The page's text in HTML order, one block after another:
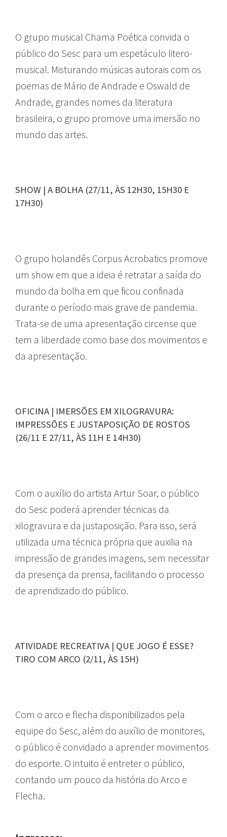
O grupo musical Chama Poética convida o
público do Sesc para um espetáculo litero-
musical. Misturando músicas autorais com os
poemas de Mário de Andrade e Oswald de
Andrade, grandes nomes da literatura
brasileira, o grupo promove uma imersão no
mundo das artes.
SHOW | A BOLHA (27/11, ÀS 12H30, 15H30 E
17H30)
O grupo holandês Corpus Acrobatics promove
um show em que a ideia é retratar a saída do
mundo da bolha em que ficou confinada
durante o período mais grave de pandemia.
Trata-se de uma apresentação circense que
tem a liberdade como base dos movimentos e
da apresentação.
OFICINA | IMERSÕES EM XILOGRAVURA:
IMPRESSÕES E JUSTAPOSIÇÃO DE ROSTOS
(26/11 E 27/11, ÀS 11H E 14H30)
Com o auxílio do artista Artur Soar, o público
do Sesc poderá aprender técnicas da
xilogravura e da justaposição. Para isso, será
utilizada uma técnica própria que auxilia na
impressão de grandes imagens, sem necessitar
da presença da prensa, facilitando o processo
de aprendizado do público.
ATIVIDADE RECREATIVA | QUE JOGO É ESSE?
TIRO COM ARCO (2/11, ÀS 15H)
Com o arco e flecha disponibilizados pela
equipe do Sesc, além do auxílio de monitores,
o público é convidado a aprender movimentos
do esporte. O intuito é entreter o público,
contando um pouco da história do Arco e
Flecha.